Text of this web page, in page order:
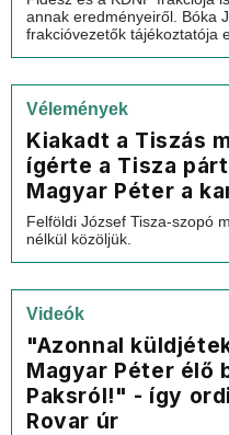
annak eredményeiről. Bóka
frakcióvezetők tájékoztatója
Vélemények
Kiakadt a Tiszás
ígérte a Tisza
Magyar Péter a
Felföldi József Tisza-szopó
nélkül közöljük.
Videók
"Azonnal
Magyar Péter élő
Paksról!" - így
Rovar úr